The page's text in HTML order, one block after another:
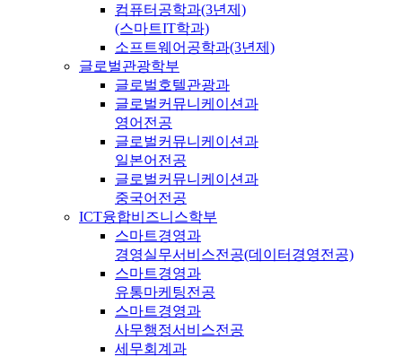
컴퓨터공학과(3년제)
(스마트IT학과)
소프트웨어공학과(3년제)
글로벌관광학부
글로벌호텔관광과
글로벌커뮤니케이션과
영어전공
글로벌커뮤니케이션과
일본어전공
글로벌커뮤니케이션과
중국어전공
ICT융합비즈니스학부
스마트경영과
경영실무서비스전공(데이터경영전공)
스마트경영과
유통마케팅전공
스마트경영과
사무행정서비스전공
세무회계과